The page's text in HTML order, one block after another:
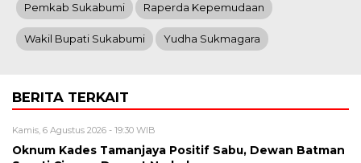
Pemkab Sukabumi Raperda Kepemudaan
Wakil Bupati Sukabumi Yudha Sukmagara
BERITA TERKAIT
Kamis, 6 Agustus 2026 - 19:30 WIB
Oknum Kades Tamanjaya Positif Sabu, Dewan Batman